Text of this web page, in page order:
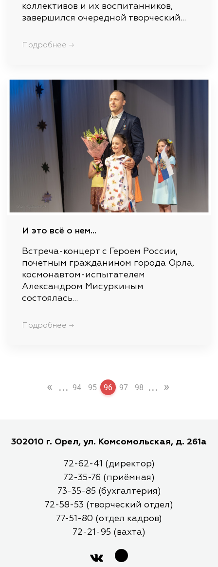
коллективов и их воспитанников,
завершился очередной творческий…
Подробнее →
И это всё о нем...
Встреча-концерт с Героем России,
почетным гражданином города Орла,
космонавтом-испытателем
Александром Мисуркиным
состоялась…
Подробнее →
« ... 94 95 96 97 98 ... »
302010 г. Орел, ул. Комсомольская, д. 261а
72-62-41 (директор)
72-35-76 (приёмная)
73-35-85 (бухгалтерия)
72-58-53 (творческий отдел)
77-51-80 (отдел кадров)
72-21-95 (вахта)